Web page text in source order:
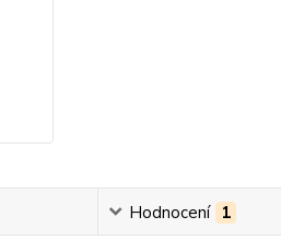
Hodnocení 1